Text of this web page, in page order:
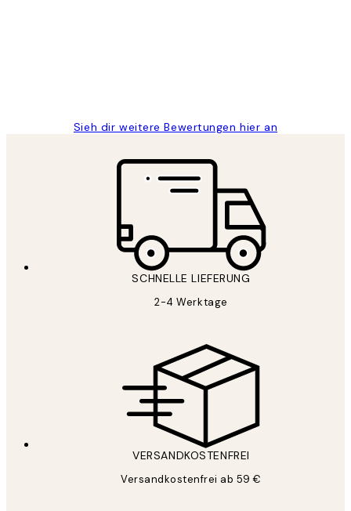
Sieh dir weitere Bewertungen hier an
SCHNELLE LIEFERUNG
2-4 Werktage
VERSANDKOSTENFREI
Versandkostenfrei ab 59 €